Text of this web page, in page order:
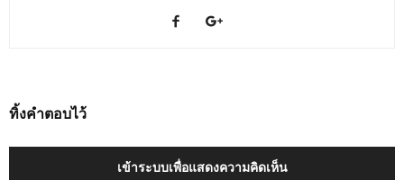
ทิ้งคำตอบไว้
เข้าระบบเพื่อแสดงความคิดเห็น